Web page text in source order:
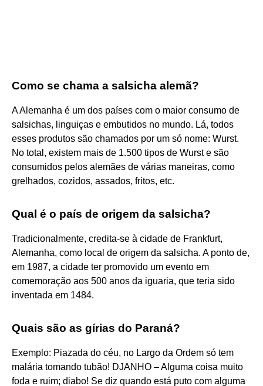
Como se chama a salsicha alemã?
A Alemanha é um dos países com o maior consumo de
salsichas, linguiças e embutidos no mundo. Lá, todos
esses produtos são chamados por um só nome: Wurst.
No total, existem mais de 1.500 tipos de Wurst e são
consumidos pelos alemães de várias maneiras, como
grelhados, cozidos, assados, fritos, etc.
Qual é o país de origem da salsicha?
Tradicionalmente, credita-se à cidade de Frankfurt,
Alemanha, como local de origem da salsicha. A ponto de,
em 1987, a cidade ter promovido um evento em
comemoração aos 500 anos da iguaria, que teria sido
inventada em 1484.
Quais são as gírias do Paraná?
Exemplo: Piazada do céu, no Largo da Ordem só tem
malária tomando tubão! DJANHO – Alguma coisa muito
foda e ruim; diabo! Se diz quando está puto com alguma